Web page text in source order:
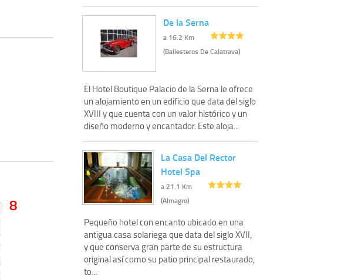
8
De la Serna
a 16.2 Km
(Ballesteros De Calatrava)
El Hotel Boutique Palacio de la Serna le ofrece
un alojamiento en un edificio que data del siglo
XVIII y que cuenta con un valor histórico y un
diseño moderno y encantador. Este aloja...
La Casa Del Rector
Hotel Spa
a 21.1 Km
(Almagro)
Pequeño hotel con encanto ubicado en una
antigua casa solariega que data del siglo XVII,
y que conserva gran parte de su estructura
original así como su patio principal restaurado,
to...